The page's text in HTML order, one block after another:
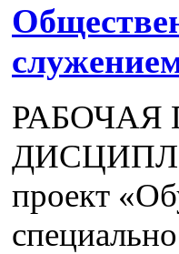
проект